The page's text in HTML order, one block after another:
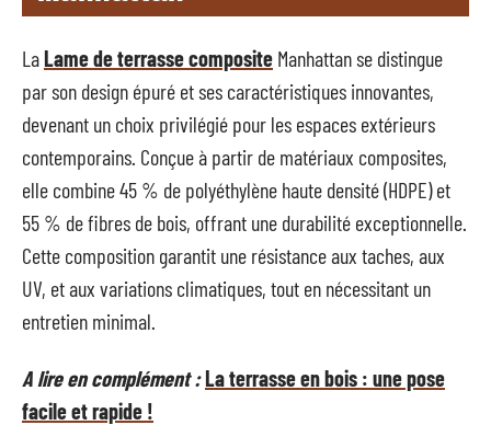
LaLame de terrasse composite Manhattan se distingue
par son design épuré et ses caractéristiques innovantes,
devenant un choix privilégié pour les espaces extérieurs
contemporains. Conçue à partir de matériaux composites,
elle combine 45 % de polyéthylène haute densité (HDPE) et
55 % de fibres de bois, offrant une durabilité exceptionnelle.
Cette composition garantit une résistance aux taches, aux
UV, et aux variations climatiques, tout en nécessitant un
entretien minimal.
A lire en complément :La terrasse en bois : une pose
facile et rapide !